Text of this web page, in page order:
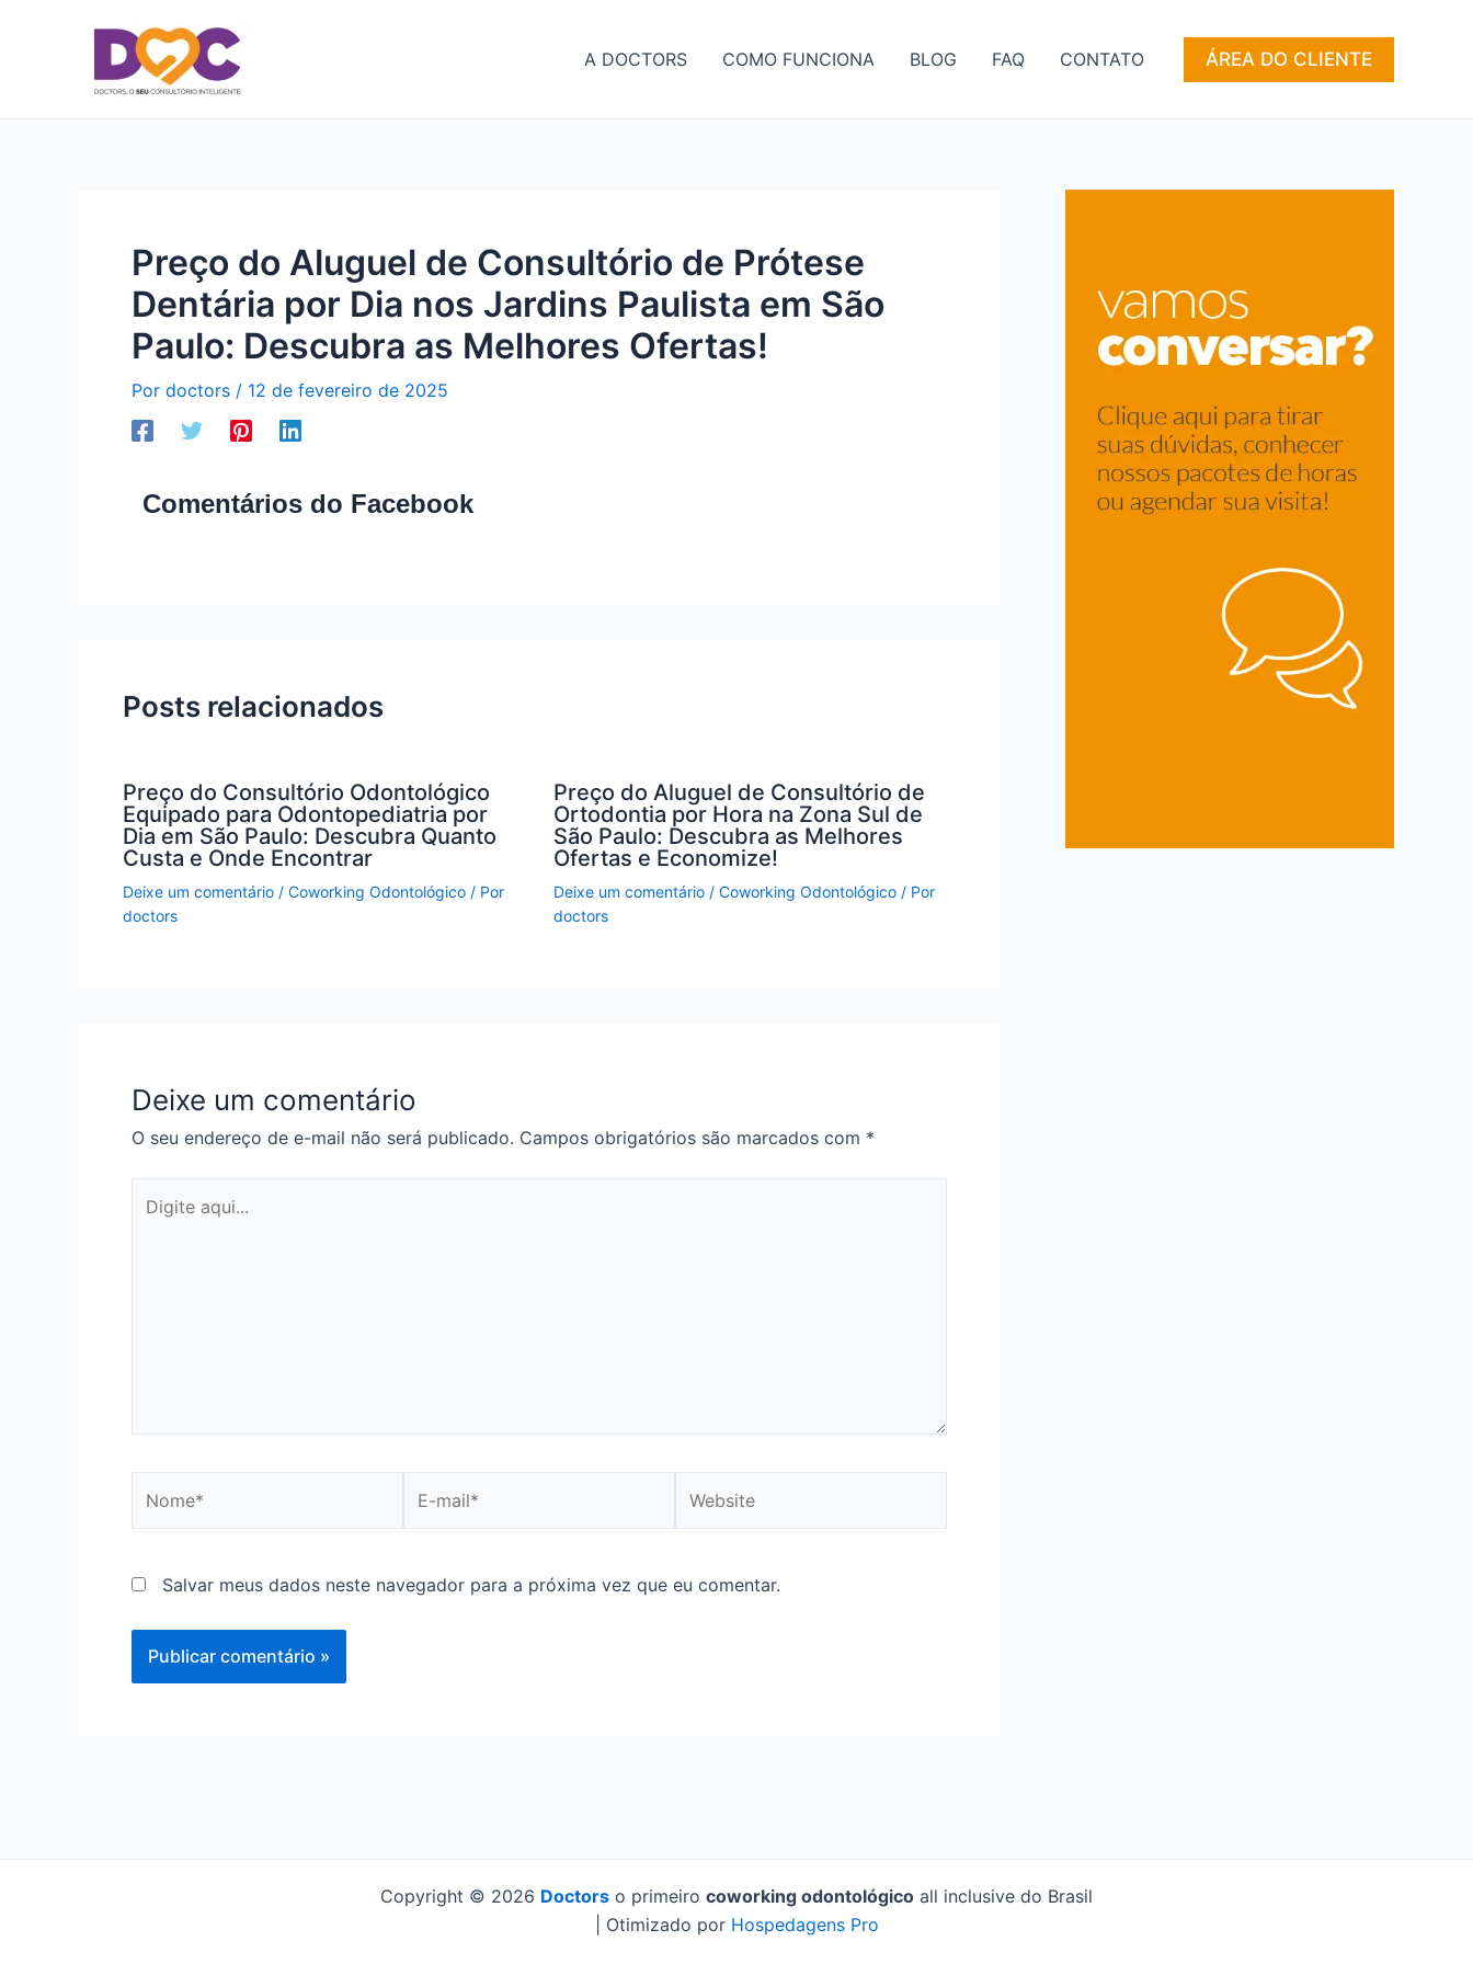
A DOCTORS COMO FUNCIONA BLOG FAQ CONTATO ÁREA DO CLIENTE
Preço do Aluguel de Consultório de Prótese
Dentária por Dia nos Jardins Paulista em São
Paulo: Descubra as Melhores Ofertas!
Por doctors / 12 de fevereiro de 2025
Comentários do Facebook
Posts relacionados
Preço do Consultório Odontológico
Equipado para Odontopediatria por
Dia em São Paulo: Descubra Quanto
Custa e Onde Encontrar
Deixe um comentário / Coworking Odontológico / Por
doctors
Preço do Aluguel de Consultório de
Ortodontia por Hora na Zona Sul de
São Paulo: Descubra as Melhores
Ofertas e Economize!
Deixe um comentário / Coworking Odontológico/ Por
doctors
Deixe um comentário
O seu endereço de e-mail não será publicado. Campos obrigatórios são marcados com *
aqui...
mail*
Salvar meus dados neste navegador para a próxima vez que eu comentar.
Copyright © 2026 Doctors o primeiro coworking odontológico all inclusive do Brasil
| Otimizado por Hospedagens Pro